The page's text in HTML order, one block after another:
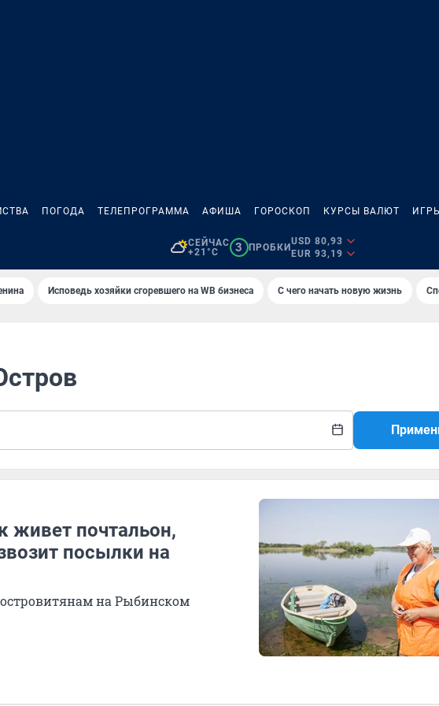
ПОГОДА ТЕЛЕПРОГРАММА АФИША ГОРОСКОП КУРСЫ ВАЛЮТ
СЕЙЧАС
+21°C
3 ПРОБКИ
USD 80,93
EUR 93,19
Исповедь хозяйки сгоревшего на WB бизнеса С чего начать новую жизнь
живет почтальон,
посылки на
на Рыбинском